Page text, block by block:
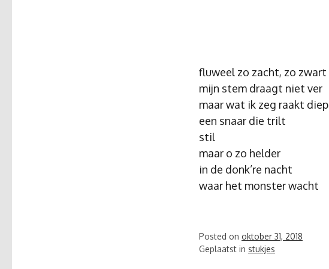
fluweel zo zacht, zo zwart
mijn stem draagt niet ver
maar wat ik zeg raakt diep
een snaar die trilt
stil
maar o zo helder
in de donk’re nacht
waar het monster wacht
Posted on oktober 31, 2018
Geplaatst in stukjes